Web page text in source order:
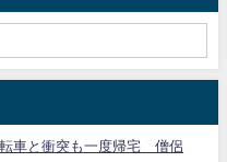
転車と衝突も一度帰宅 僧侶